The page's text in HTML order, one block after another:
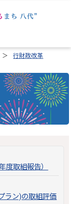
行財政改革
度取組報告）
ラン)の取組評価